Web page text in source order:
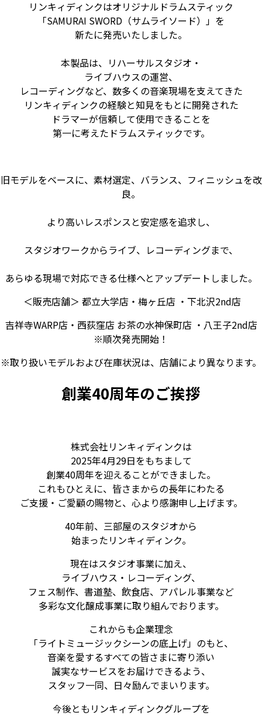
リンキィディンクはオリジナルドラムスティック
「SAMURAI SWORD（サムライソード）」を
新たに発売いたしました。
本製品は、リハーサルスタジオ・
ライブハウスの運営、
レコーディングなど、数多くの音楽現場を支えてきた
リンキィディンクの経験と知見をもとに開発された
ドラマーが信頼して使用できることを
第一に考えたドラムスティックです。
旧モデルをベースに、素材選定、バランス、フィニッシュを改
良。
より高いレスポンスと安定感を追求し、
スタジオワークからライブ、レコーディングまで、
あらゆる現場で対応できる仕様へとアップデートしました。
＜販売店舗＞ 都立大学店・梅ヶ丘店 ・下北沢2nd店
吉祥寺WARP店・西荻窪店 お茶の水神保町店 ・八王子2nd店
※順次発売開始！
※取り扱いモデルおよび在庫状況は、店舗により異なります。
創業40周年のご挨拶
株式会社リンキィディンクは
2025年4月29日をもちまして
創業40周年を迎えることができました。
これもひとえに、皆さまからの長年にわたる
ご支援・ご愛顧の賜物と、心より感謝申し上げます。
40年前、三部屋のスタジオから
始まったリンキィディンク。
現在はスタジオ事業に加え、
ライブハウス・レコーディング、
フェス制作、書道塾、飲食店、アパレル事業など
多彩な文化醸成事業に取り組んでおります。
これからも企業理念
「ライトミュージックシーンの底上げ」のもと、
音楽を愛するすべての皆さまに寄り添い
誠実なサービスをお届けできるよう、
スタッフ一同、日々励んでまいります。
今後ともリンキィディンクグループを